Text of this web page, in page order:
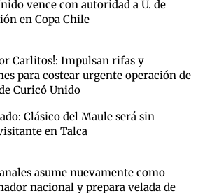
vence con autoridad a U. de
en Copa Chile
Carlitos!: Impulsan rifas y
para costear urgente operación de
Curicó Unido
Clásico del Maule será sin
en Talca
asume nuevamente como
nacional y prepara velada de